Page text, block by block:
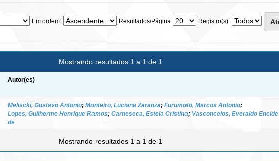
Em ordem: Resultados/Página Registro(s):
Mostrando resultados 1 a 1 de 1
Autor(es)
Meliscki, Gustavo Antonio; Monteiro, Luciana Zaranza; Furumoto, Marcos Antonio;
Lopes, Guilherme Henrique Ramos; Carneseca, Estela Cristina; Vasconcelos, Everaldo Encide
de
Mostrando resultados 1 a 1 de 1